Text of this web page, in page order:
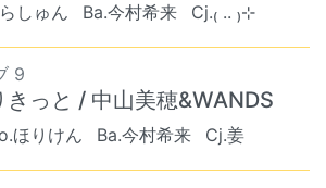
しゅん Ba.今村希来 Cj.₍ .. ₎⊹
9
っと / 中山美穂&WANDS
ほりけん Ba.今村希来 Cj.姜